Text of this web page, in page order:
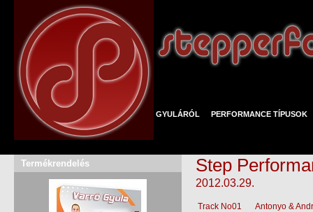
GYULÁRÓL PERFORMANCE TÍPUSOK
Termékrendelés Step
2012.03.29.
Track No01 Antonyo &